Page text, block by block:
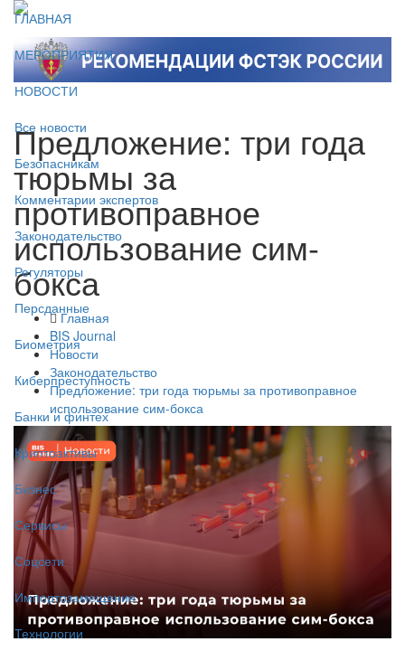
ГЛАВНАЯ
МЕРОПРИЯТИЯ
НОВОСТИ
Все новости
Безопасникам
Комментарии экспертов
Законодательство
Регуляторы
Персданные
Биометрия
Киберпреступность
Банки и финтех
Криптоактивы
Бизнес
Сервисы
Соцсети
Импортозамещение
Технологии
Предложение: три года
тюрьмы за
противоправное
использование сим-
бокса
Главная
BIS Journal
Новости
Законодательство
Предложение: три года тюрьмы за противоправное
использование сим-бокса